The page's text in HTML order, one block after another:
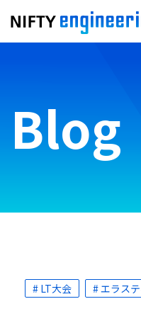
Blog
# LT大会 # エラス